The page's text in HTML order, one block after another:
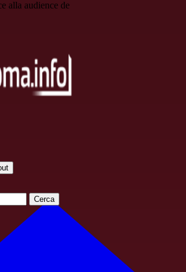
alla audience de
Cerca